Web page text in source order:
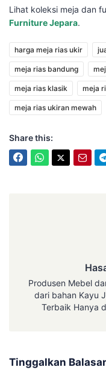
Lihat koleksi meja dan
Furniture Jepara.
harga meja rias ukir
meja rias bandung
meja rias klasik meja
meja rias ukiran mewah
Share this:
Produsen Mebel
dari bahan Kayu
Terbaik Hanya
Tinggalkan